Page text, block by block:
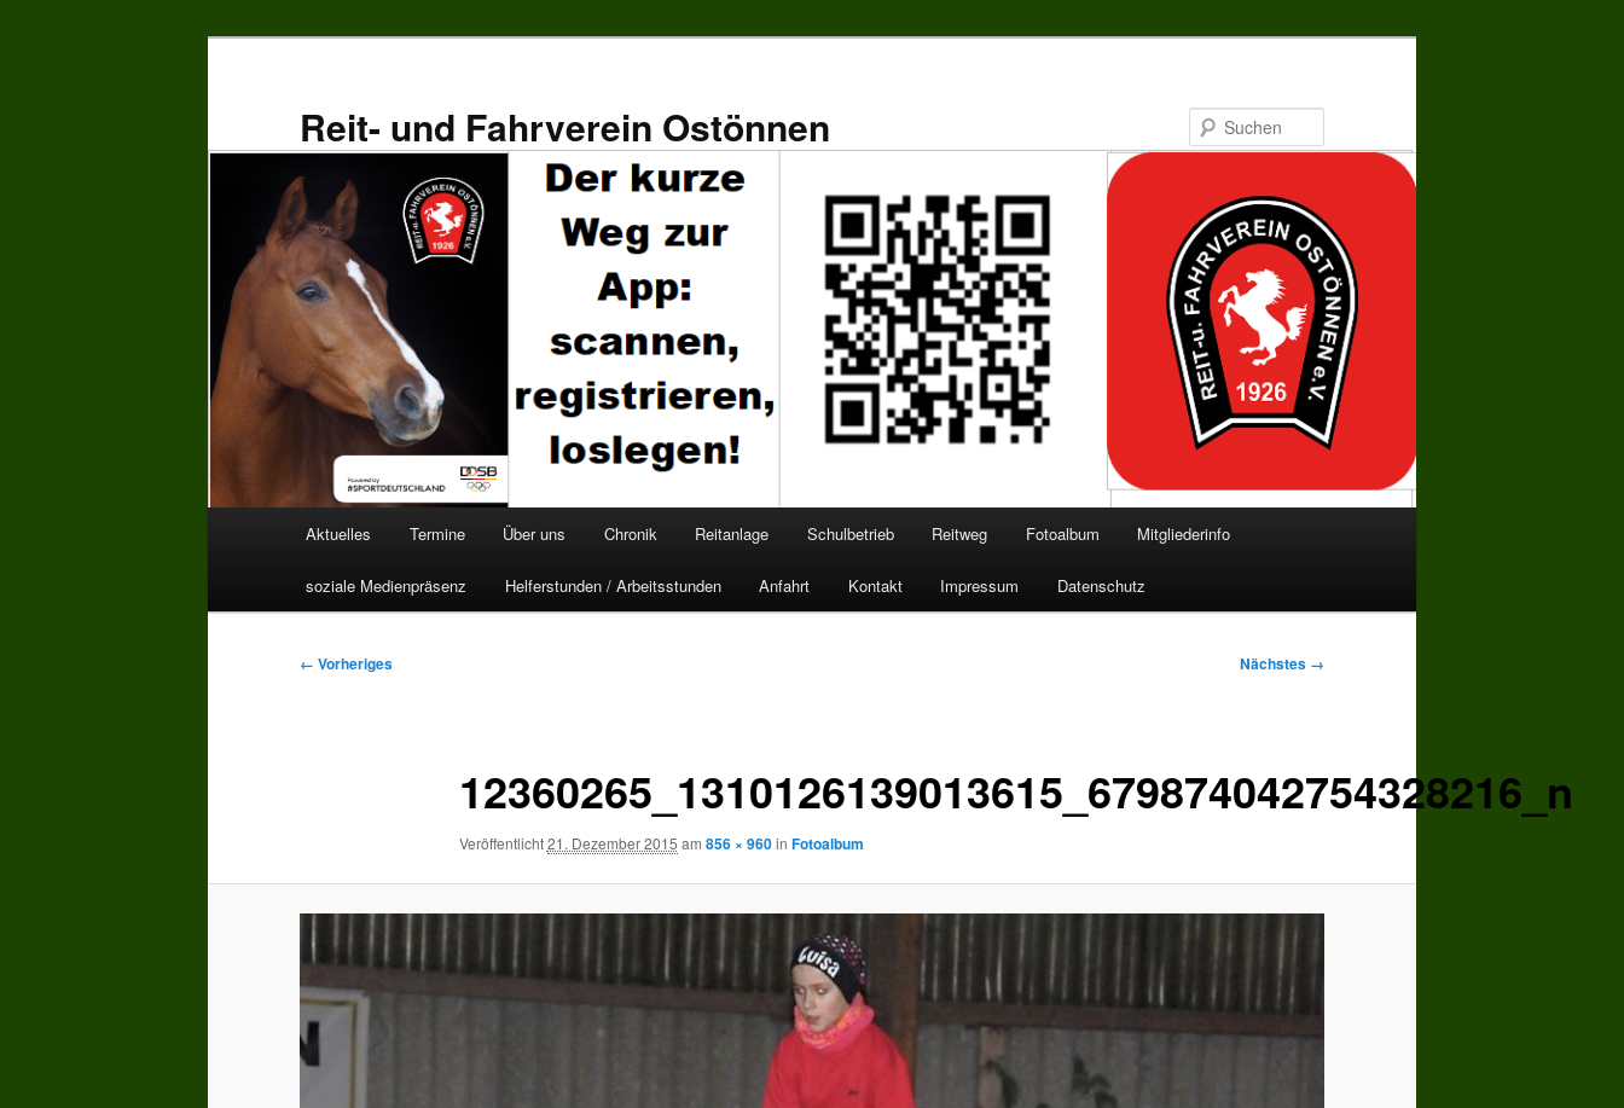
Reit- und Fahrverein Ostönnen
Aktuelles Termine Über uns Chronik Reitanlage Schulbetrieb Reitweg Fotoalbum Mitgliederinfo
soziale Medienpräsenz Helferstunden / Arbeitsstunden Anfahrt Kontakt Impressum Datenschutz
Bilder-
← Vorheriges Nächstes →
12360265_1310126139013615_679874042754328216_n
Veröffentlicht21. Dezember 2015 am 856 × 960in Fotoalbum